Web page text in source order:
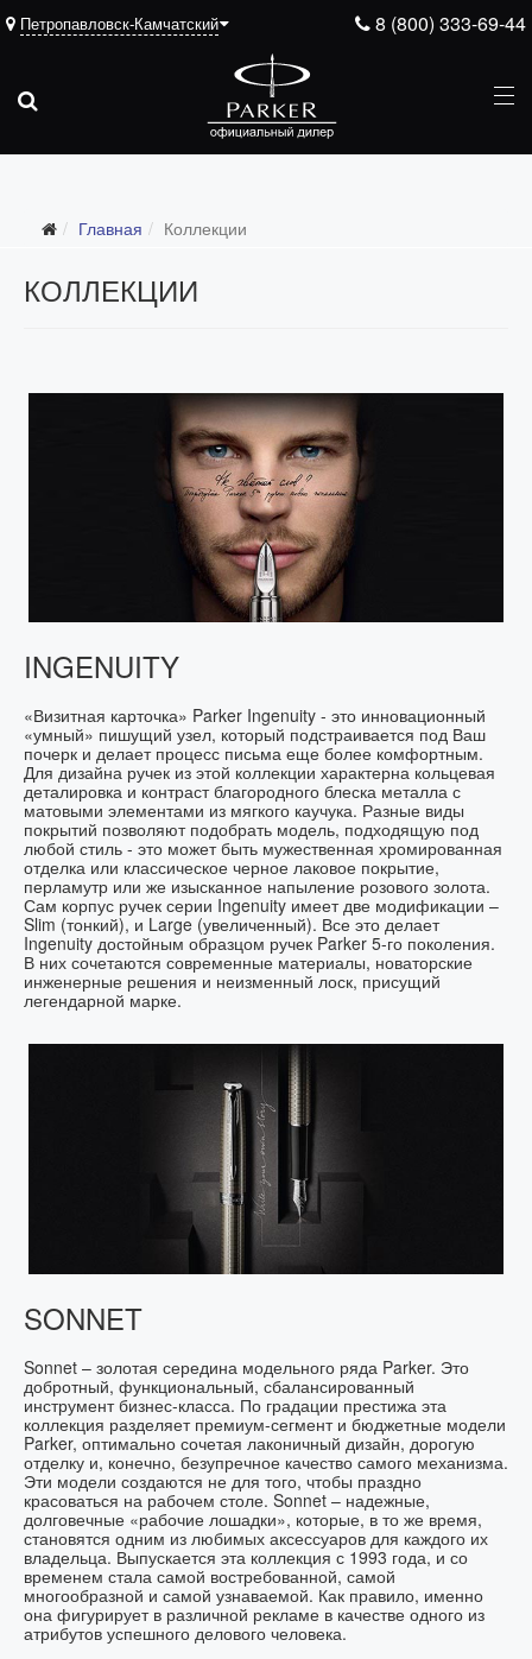
8 (800) 333-69-44
Петропавловск-Камчатский
Главная Коллекции
КОЛЛЕКЦИИ
INGENUITY
«Визитная карточка» Parker Ingenuity - это инновационный
«умный» пишущий узел, который подстраивается под Ваш
почерк и делает процесс письма еще более комфортным.
Для дизайна ручек из этой коллекции характерна кольцевая
деталировка и контраст благородного блеска металла с
матовыми элементами из мягкого каучука. Разные виды
покрытий позволяют подобрать модель, подходящую под
любой стиль - это может быть мужественная хромированная
отделка или классическое черное лаковое покрытие,
перламутр или же изысканное напыление розового золота.
Сам корпус ручек серии Ingenuity имеет две модификации –
Slim (тонкий), и Large (увеличенный). Все это делает
Ingenuity достойным образцом ручек Parker 5-го поколения.
В них сочетаются современные материалы, новаторские
инженерные решения и неизменный лоск, присущий
легендарной марке.
SONNET
Sonnet – золотая середина модельного ряда Parker. Это
добротный, функциональный, сбалансированный
инструмент бизнес-класса. По градации престижа эта
коллекция разделяет премиум-сегмент и бюджетные модели
Parker, оптимально сочетая лаконичный дизайн, дорогую
отделку и, конечно, безупречное качество самого механизма.
Эти модели создаются не для того, чтобы праздно
красоваться на рабочем столе. Sonnet – надежные,
долговечные «рабочие лошадки», которые, в то же время,
становятся одним из любимых аксессуаров для каждого их
владельца. Выпускается эта коллекция с 1993 года, и со
временем стала самой востребованной, самой
многообразной и самой узнаваемой. Как правило, именно
она фигурирует в различной рекламе в качестве одного из
атрибутов успешного делового человека.